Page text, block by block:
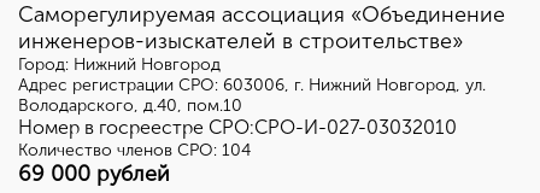
Саморегулируемая ассоциация «Объединение
инженеров-изыскателей в строительстве»
Город: Нижний Новгород
Адрес регистрации СРО: 603006, г. Нижний Новгород, ул.
Володарского, д.40, пом.10
Номер в госреестре СРО:СРО-И-027-03032010
Количество членов СРО: 104
69 000 рублей